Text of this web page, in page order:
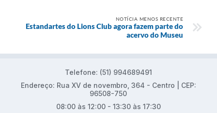
NOTÍCIA MENOS RECENTE
Estandartes do Lions Club agora fazem parte do
acervo do Museu
Telefone: (51) 994689491
Endereço: Rua XV de novembro, 364 - Centro | CEP:
96508-750
08:00 às 12:00 - 13:30 às 17:30